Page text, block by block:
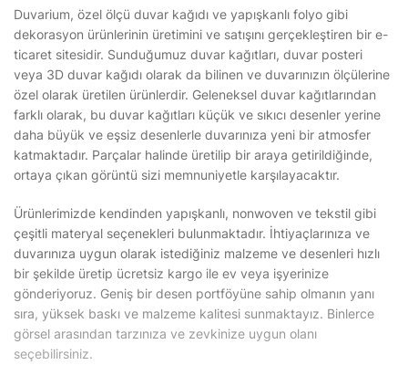
Duvarium, özel ölçü duvar kağıdı ve yapışkanlı folyo gibi
dekorasyon ürünlerinin üretimini ve satışını gerçekleştiren bir e-
ticaret sitesidir. Sunduğumuz duvar kağıtları, duvar posteri
veya 3D duvar kağıdı olarak da bilinen ve duvarınızın ölçülerine
özel olarak üretilen ürünlerdir. Geleneksel duvar kağıtlarından
farklı olarak, bu duvar kağıtları küçük ve sıkıcı desenler yerine
daha büyük ve eşsiz desenlerle duvarınıza yeni bir atmosfer
katmaktadır. Parçalar halinde üretilip bir araya getirildiğinde,
ortaya çıkan görüntü sizi memnuniyetle karşılayacaktır.
Ürünlerimizde kendinden yapışkanlı, nonwoven ve tekstil gibi
çeşitli materyal seçenekleri bulunmaktadır. İhtiyaçlarınıza ve
duvarınıza uygun olarak istediğiniz malzeme ve desenleri hızlı
bir şekilde üretip ücretsiz kargo ile ev veya işyerinize
gönderiyoruz. Geniş bir desen portföyüne sahip olmanın yanı
sıra, yüksek baskı ve malzeme kalitesi sunmaktayız. Binlerce
görsel arasından tarzınıza ve zevkinize uygun olanı
seçebilirsiniz.